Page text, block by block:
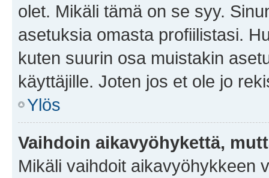
olet. Mikäli tämä on se syy.
asetuksia omasta profiilistasi.
kuten suurin osa muistakin
käyttäjille. Joten jos et ole jo
Ylös
Vaihdoin aikavyöhykettä,
Mikäli vaihdoit aikavyöhykkeen